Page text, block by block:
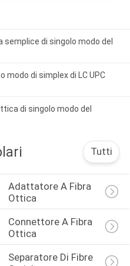
semplice di singolo modo del
modo di simplex di LC UPC
di singolo modo del
Tutti
Adattatore A Fibra
Ottica
Connettore A Fibra
Ottica
Separatore Di Fibre